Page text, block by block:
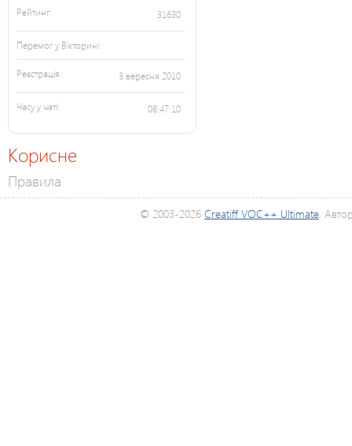
Рейтинг: 31630
Перемог у Вікторині:
Реєстрація: 3 вересня 2010
Часу у чаті: 08:47:10
Корисне
Правила
© 2003-2026 Creatiff VOC++ Ultimate.